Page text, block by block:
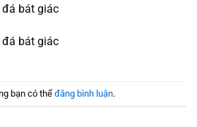
bát giác
bát giác
bạn có thể đăng bình luận.